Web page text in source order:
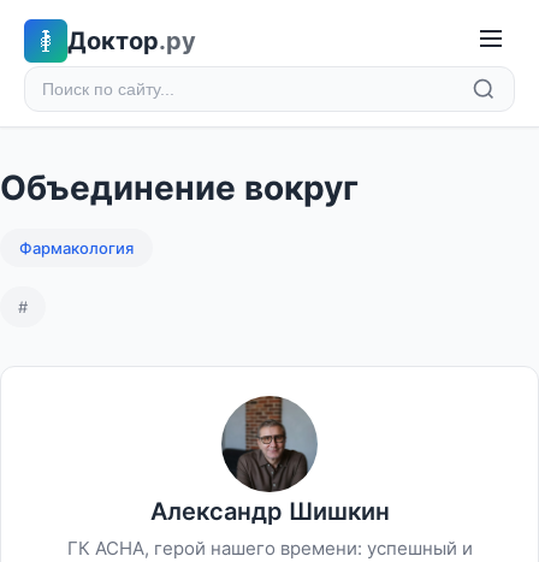
Доктор.ру
Объединение вокруг
Фармакология
#
Александр Шишкин
ГК АСНА, герой нашего времени: успешный и